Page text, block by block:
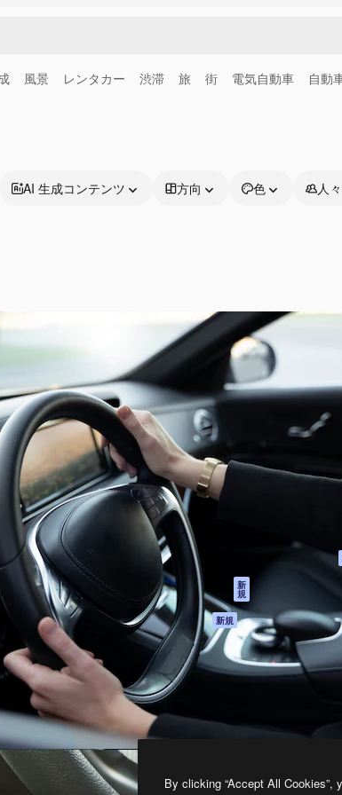
風景 レンタカー 渋滞 旅 街 電気自動車 自動
AI 生成コンテンツ 方向 色 人々
制作を導くためのプラ
イター、企業、代理
万人以上が利用して
製品
Spaces
AI アシスタント
AI 画像生成ツール
AI 動画生成ツール
AI 音声合成ツール
ストックコンテン
Claude/ChatGPT
向けMCP
新
規
エージェント 新規
API
モバイルアプリ
すべてのMagnificツ
ール
はじめに
Academy
サポート
オリジナル
アフィリエ
法人向け
Freepik Company S.L.U.無断複写・転載を禁じます
By clicking “Accept All